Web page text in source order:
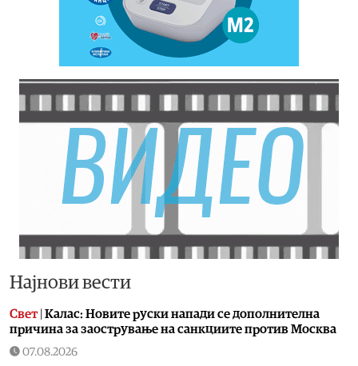
Најнови вести
Свет| Калас: Новите руски напади се дополнителна
причина за заострување на санкциите против Москва
07.08.2026